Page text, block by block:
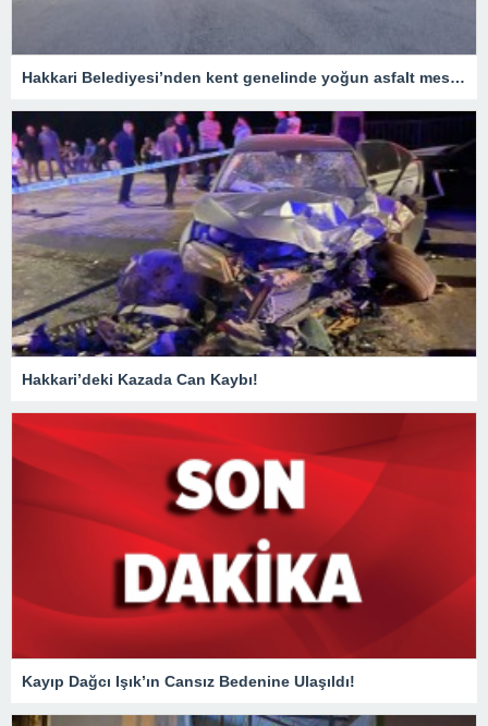
Hakkari Belediyesi’nden kent genelinde yoğun asfalt mesaisi
Hakkari’deki Kazada Can Kaybı!
Kayıp Dağcı Işık’ın Cansız Bedenine Ulaşıldı!